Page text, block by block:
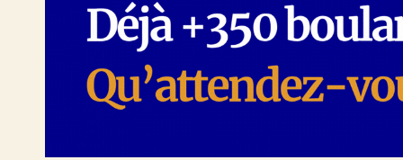
Je suis boulanger
Je découvre France
Pourquoi adhérer à France